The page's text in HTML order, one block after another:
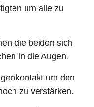
um alle zu
die beiden sich
in die Augen.
um den
zu verstärken.